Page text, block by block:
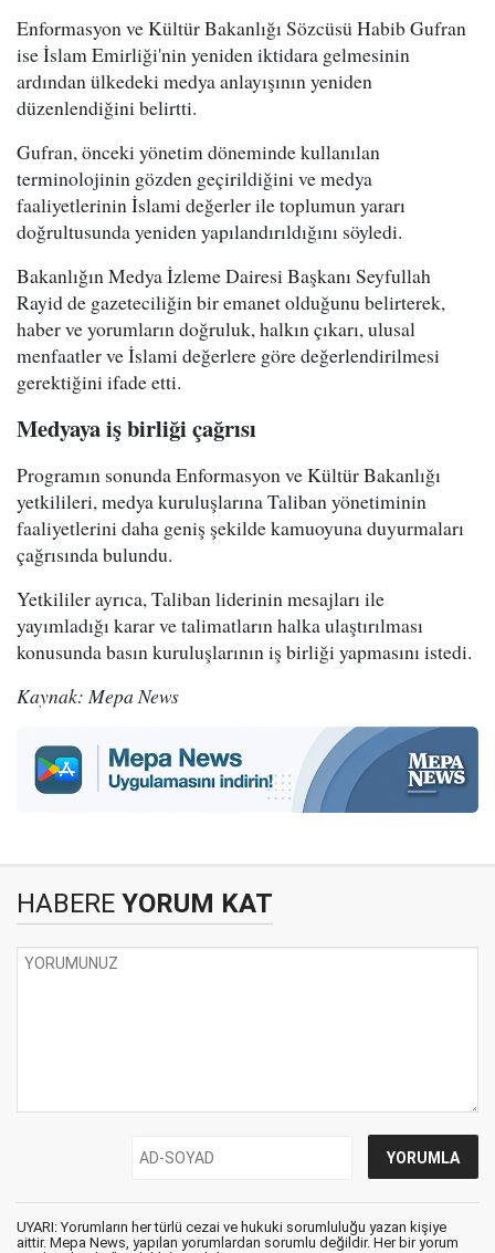
Enformasyon ve Kültür Bakanlığı Sözcüsü Habib Gufran
ise İslam Emirliği'nin yeniden iktidara gelmesinin
ardından ülkedeki medya anlayışının yeniden
düzenlendiğini belirtti.
Gufran, önceki yönetim döneminde kullanılan
terminolojinin gözden geçirildiğini ve medya
faaliyetlerinin İslami değerler ile toplumun yararı
doğrultusunda yeniden yapılandırıldığını söyledi.
Bakanlığın Medya İzleme Dairesi Başkanı Seyfullah
Rayid de gazeteciliğin bir emanet olduğunu belirterek,
haber ve yorumların doğruluk, halkın çıkarı, ulusal
menfaatler ve İslami değerlere göre değerlendirilmesi
gerektiğini ifade etti.
Medyaya iş birliği çağrısı
Programın sonunda Enformasyon ve Kültür Bakanlığı
yetkilileri, medya kuruluşlarına Taliban yönetiminin
faaliyetlerini daha geniş şekilde kamuoyuna duyurmaları
çağrısında bulundu.
Yetkililer ayrıca, Taliban liderinin mesajları ile
yayımladığı karar ve talimatların halka ulaştırılması
konusunda basın kuruluşlarının iş birliği yapmasını istedi.
Kaynak: Mepa News
HABERE YORUM KAT
UYARI: Yorumların her türlü cezai ve hukuki sorumluluğu yazan kişiye
aittir. Mepa News, yapılan yorumlardan sorumlu değildir. Her bir yorum